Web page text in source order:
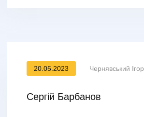
20.05.2023 Чернявський Ігор
Сергій Барбанов